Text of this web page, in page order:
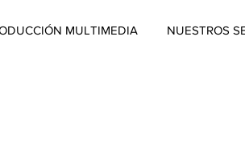
MULTIMEDIA NUESTROS